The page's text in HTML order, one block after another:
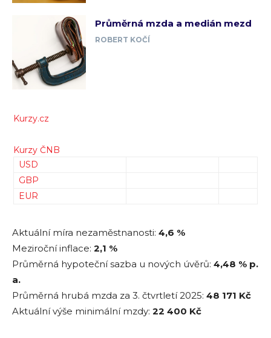
Průměrná mzda a medián mezd
ROBERT KOČÍ
Kurzy.cz
Kurzy ČNB
USD
GBP
EUR
Aktuální míra nezaměstnanosti: 4,6 %
Meziroční inflace: 2,1 %
Průměrná hypoteční sazba u nových úvěrů: 4,48 % p.
a.
Průměrná hrubá mzda za 3. čtvrtletí 2025: 48 171 Kč
Aktuální výše minimální mzdy: 22 400 Kč